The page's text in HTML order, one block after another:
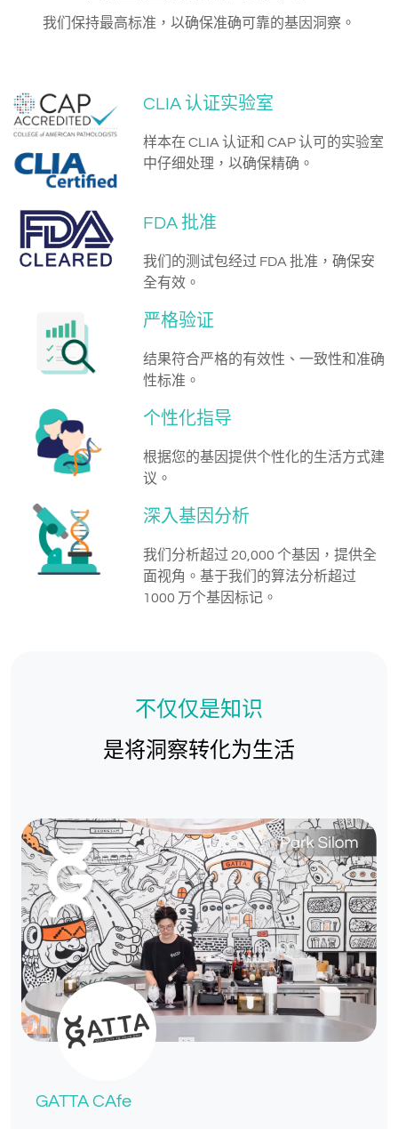
我们保持最高标准，以确保准确可靠的基因洞察。
CLIA 认证实验室
样本在 CLIA 认证和 CAP 认可的实验室
中仔细处理，以确保精确。
FDA 批准
我们的测试包经过 FDA 批准，确保安
全有效。
严格验证
结果符合严格的有效性、一致性和准确
性标准。
个性化指导
根据您的基因提供个性化的生活方式建
议。
深入基因分析
我们分析超过 20,000 个基因，提供全
面视角。基于我们的算法分析超过
1000 万个基因标记。
不仅仅是知识
是将洞察转化为生活
GATTA CAfe